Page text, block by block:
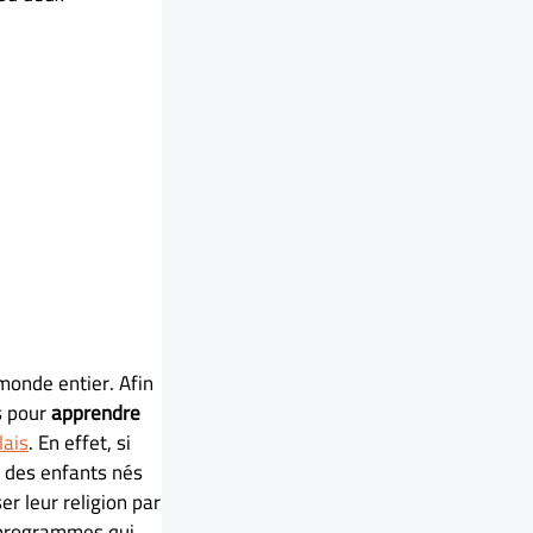
entier. Afin
apprendre
. En effet, si
enfants nés
leur religion par